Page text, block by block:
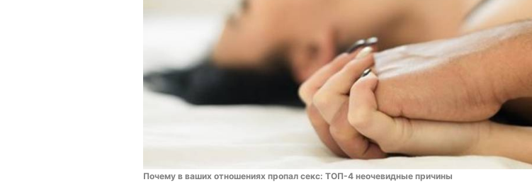
Почему в ваших отношениях пропал секс: ТОП-4 неочевидные причины